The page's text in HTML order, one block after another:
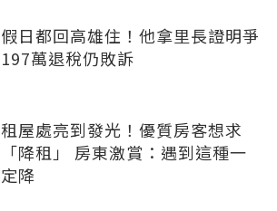
假日都回高雄住！他拿里長證明爭
197萬退稅仍敗訴
租屋處亮到發光！優質房客想求
「降租」 房東激賞：遇到這種一
定降